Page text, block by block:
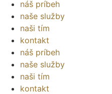
náš príbeh
naše služby
naši tím
kontakt
náš príbeh
naše služby
naši tím
kontakt